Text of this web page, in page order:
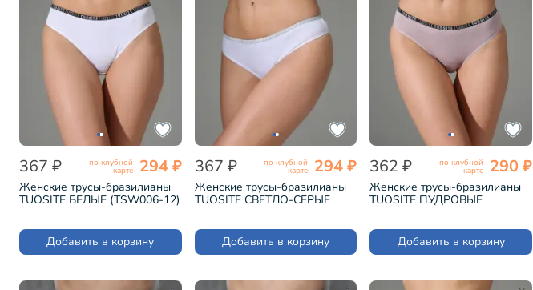
367 ₽ по клубной
карте 294 ₽
Женские трусы-бразилианы
TUOSITE БЕЛЫЕ (TSW006-12)
Добавить в корзину
367 ₽ по клубной
карте 294 ₽
Женские трусы-бразилианы
TUOSITE СВЕТЛО-СЕРЫЕ
Добавить в корзину
362 ₽ по клубной
карте 290 ₽
Женские трусы-бразилианы
TUOSITE ПУДРОВЫЕ
Добавить в корзину